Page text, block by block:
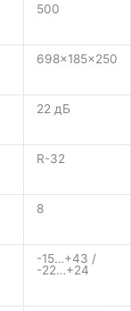
500
698×185×250
22 дБ
R-32
8
-15…+43 /
-22…+24